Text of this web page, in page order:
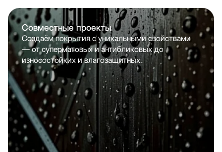
Совместные проекты
Создаём покрытия с уникальными свойствами
— от суперматовых и антибликовых до
износостойких и влагозащитных.